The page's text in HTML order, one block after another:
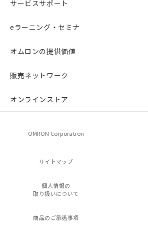
サービスサポート
eラーニング・セミナ
オムロンの提供価値
販売ネットワーク
オンラインストア
OMRON Corporation
サイトマップ
個人情報の
取り扱いについて
商品のご承諾事項